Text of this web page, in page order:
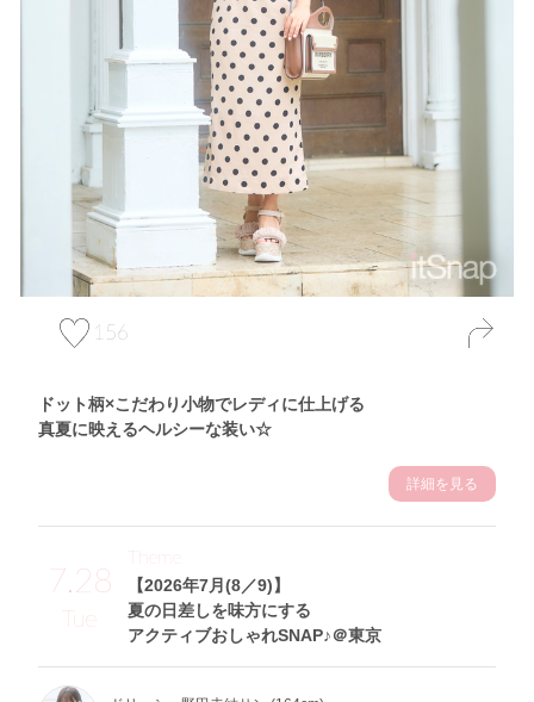
156
ドット柄×こだわり小物でレディに仕上げる
真夏に映えるヘルシーな装い☆
詳細を見る
7.28
Tue
【2026年7月(8／9)】
夏の日差しを味方にする
アクティブおしゃれSNAP♪＠東京
Theme